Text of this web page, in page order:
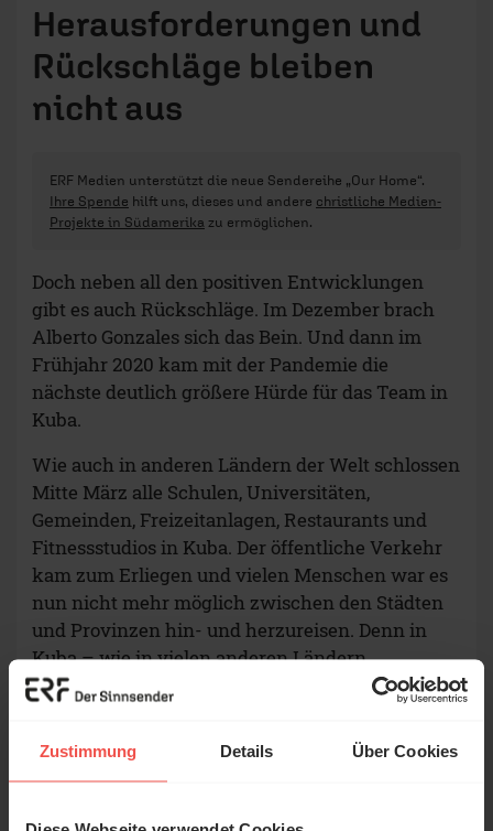
Zustimmung Details Über Cookies
Herausforderungen und
Rückschläge bleiben
nicht aus
ERF Medien unterstützt die neue Sendereihe „Our Home“.
Ihre Spende hilft uns, dieses und andere christliche Medien-
Projekte in Südamerika zu ermöglichen.
Doch neben all den positiven Entwicklungen
gibt es auch Rückschläge. Im Dezember brach
Alberto Gonzales sich das Bein. Und dann im
Frühjahr 2020 kam mit der Pandemie die
nächste deutlich größere Hürde für das Team in
Kuba.
Wie auch in anderen Ländern der Welt schlossen
Mitte März alle Schulen, Universitäten,
Gemeinden, Freizeitanlagen, Restaurants und
Fitnessstudios in Kuba. Der öffentliche Verkehr
kam zum Erliegen und vielen Menschen war es
nun nicht mehr möglich zwischen den Städten
und Provinzen hin- und herzureisen. Denn in
Kuba – wie in vielen anderen Ländern
Lateinamerikas – spielen öffentliche
Verkehrsmittel noch eine weitaus größere Rolle
als in Westeuropa. Auch der Post- und
Warenversand erlebte einen Stillstand.